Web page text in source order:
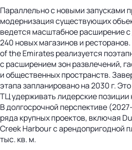
Параллельно с новыми запусками
модернизация существующих
ведется масштабное расширение
240 новых магазинов и
of the Emirates реализуется
с расширением зон развлечений,
и общественных пространств.
этапа запланировано на 2030 г.
ТЦ удерживать лидерские позиции
В долгосрочной перспективе
ряда крупных проектов, включая
Creek Harbour с арендопригодной
тыс. кв. м.